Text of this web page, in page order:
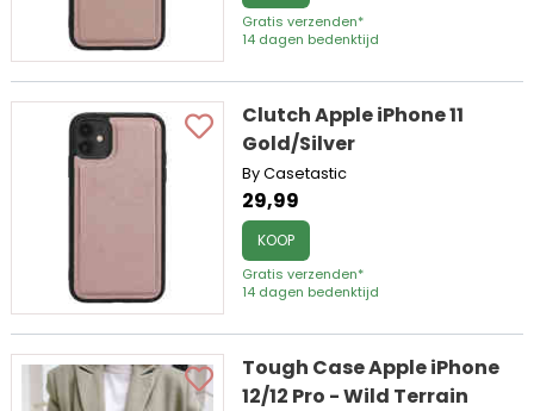
Gratis verzenden*
14 dagen bedenktijd
Clutch Apple iPhone 11
Gold/Silver
By Casetastic
29,99
KOOP
Gratis verzenden*
14 dagen bedenktijd
Tough Case Apple iPhone
12/12 Pro - Wild Terrain